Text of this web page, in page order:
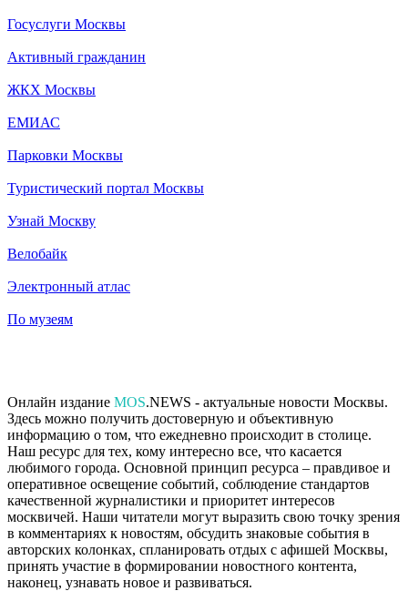
Госуслуги Москвы
Активный гражданин
ЖКХ Москвы
ЕМИАС
Парковки Москвы
Туристический портал Москвы
Узнай Москву
Велобайк
Электронный атлас
По музеям
Онлайн издание MOS.NEWS - актуальные новости Москвы.
Здесь можно получить достоверную и объективную
информацию о том, что ежедневно происходит в столице.
Наш ресурс для тех, кому интересно все, что касается
любимого города. Основной принцип ресурса – правдивое и
оперативное освещение событий, соблюдение стандартов
качественной журналистики и приоритет интересов
москвичей. Наши читатели могут выразить свою точку зрения
в комментариях к новостям, обсудить знаковые события в
авторских колонках, спланировать отдых с афишей Москвы,
принять участие в формировании новостного контента,
наконец, узнавать новое и развиваться.